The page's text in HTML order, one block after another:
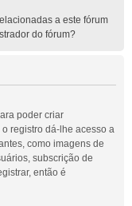
a este fórum
do fórum?
poder criar
registro dá-lhe acesso a
como imagens de
subscrição de
então é